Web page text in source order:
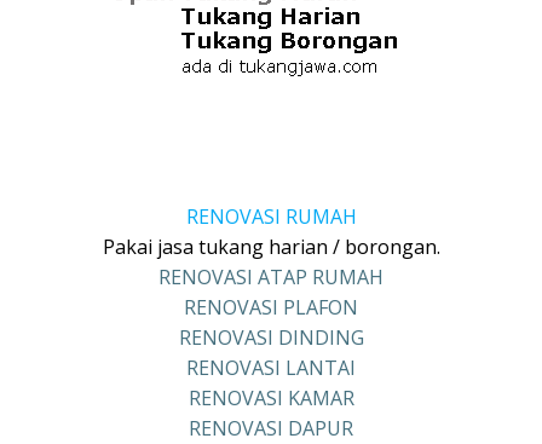
RENOVASI RUMAH
Pakai jasa tukang harian / borongan.
RENOVASI ATAP RUMAH
RENOVASI PLAFON
RENOVASI DINDING
RENOVASI LANTAI
RENOVASI KAMAR
RENOVASI DAPUR